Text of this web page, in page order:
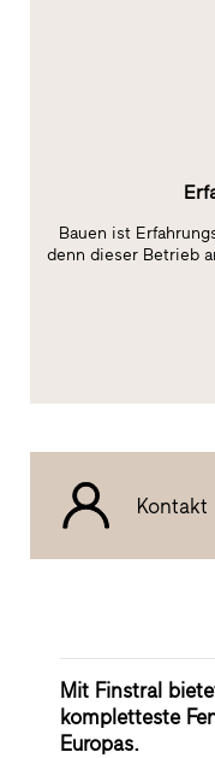
Bauen ist
denn dieser Betrieb
Kontakt
Mit Finstral
kompletteste
Europas.